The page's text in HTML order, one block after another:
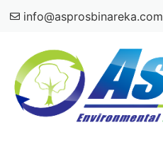
info@asprosbinareka.com